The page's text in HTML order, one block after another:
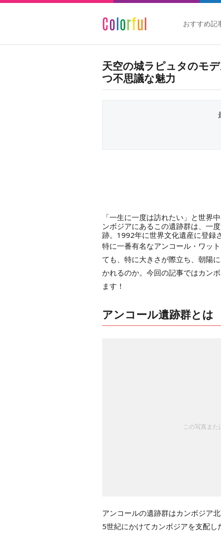
おすすめ記
天空の城ラピュタのモ
つ不思議な魅力
「一生に一度は訪れたい」と世界
ンボジアにあるこの遺跡群は、一
跡。1992年に世界文化遺産に登録
特に一番有名なアンコール・ワッ
ても、特に大きさが際立ち、朝陽
かれるのか。今回の記事ではカン
ます！
アンコール遺跡群とは
この写真ま
アンコールの遺跡群はカンボジア
5世紀にかけてカンボジアを支配